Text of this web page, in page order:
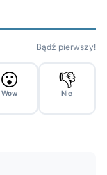
Bądź pierwszy!
😮
Wow
👎
Nie